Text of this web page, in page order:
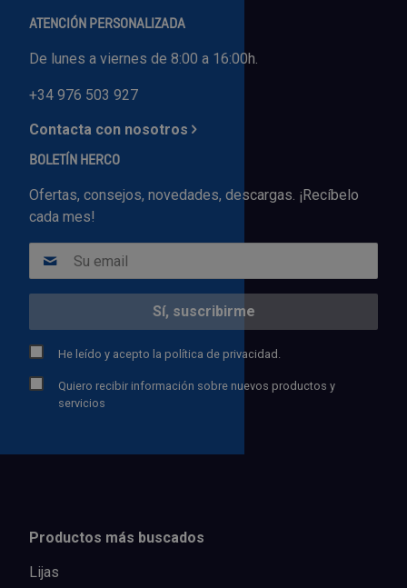
ATENCIÓN PERSONALIZADA
De lunes a viernes de 8:00 a 16:00h.
+34 976 503 927
Contacta con nosotros
BOLETÍN HERCO
Ofertas, consejos, novedades, descargas. ¡Recíbelo
cada mes!
He leído y acepto la política de privacidad.
Quiero recibir información sobre nuevos productos y
servicios
Productos más buscados
Lijas